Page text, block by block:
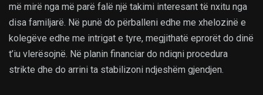
më mirë nga më parë falë një takimi interesant të nxitu nga
disa familjarë. Në punë do përballeni edhe me xhelozinë e
kolegëve edhe me intrigat e tyre, megjithatë eprorët do dinë
t’iu vlerësojnë. Në planin financiar do ndiqni procedura
strikte dhe do arrini ta stabilizoni ndjeshëm gjendjen.